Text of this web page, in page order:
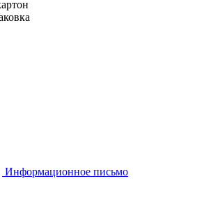
Информационное письмо